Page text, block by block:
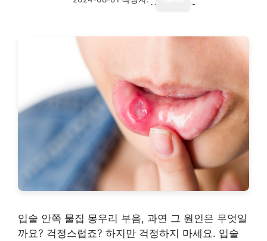
입술 안쪽 물집 몽우리 부음, 과연 그 원인은 무엇일
까요? 걱정스럽죠? 하지만 걱정하지 마세요. 입술